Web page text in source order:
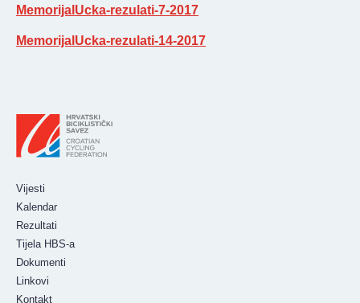
MemorijalUcka-rezulati-7-2017
MemorijalUcka-rezulati-14-2017
Vijesti
Kalendar
Rezultati
Tijela HBS-a
Dokumenti
Linkovi
Kontakt